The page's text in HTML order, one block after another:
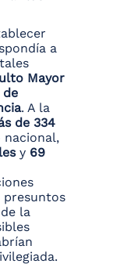
a
Mayor
de
. A la
de 334
y 69
presuntos
la